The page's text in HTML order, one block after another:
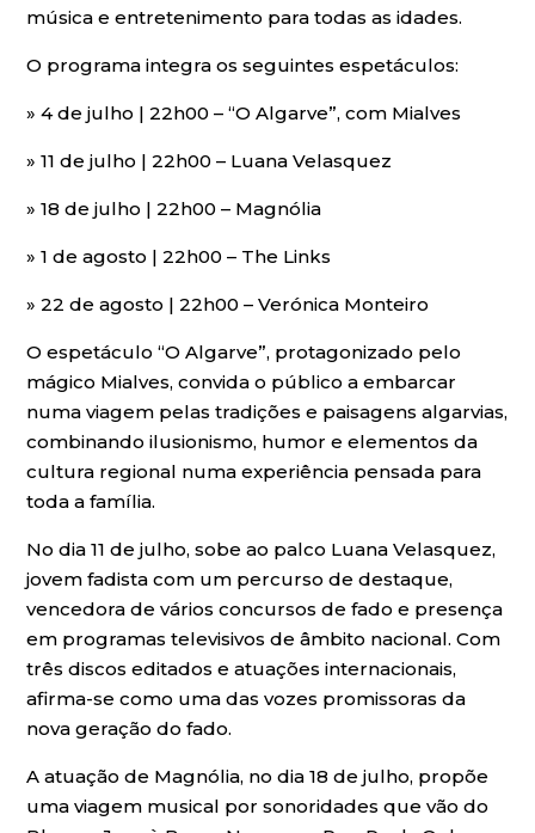
música e entretenimento para todas as idades.
O programa integra os seguintes espetáculos:
» 4 de julho | 22h00 – “O Algarve”, com Mialves
» 11 de julho | 22h00 – Luana Velasquez
» 18 de julho | 22h00 – Magnólia
» 1 de agosto | 22h00 – The Links
» 22 de agosto | 22h00 – Verónica Monteiro
O espetáculo “O Algarve”, protagonizado pelo
mágico Mialves, convida o público a embarcar
numa viagem pelas tradições e paisagens algarvias,
combinando ilusionismo, humor e elementos da
cultura regional numa experiência pensada para
toda a família.
No dia 11 de julho, sobe ao palco Luana Velasquez,
jovem fadista com um percurso de destaque,
vencedora de vários concursos de fado e presença
em programas televisivos de âmbito nacional. Com
três discos editados e atuações internacionais,
afirma-se como uma das vozes promissoras da
nova geração do fado.
A atuação de Magnólia, no dia 18 de julho, propõe
uma viagem musical por sonoridades que vão do